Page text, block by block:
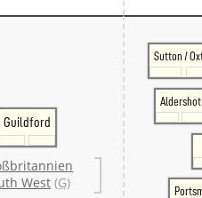
Guildford
West (G)
Sutton /
Aldershot